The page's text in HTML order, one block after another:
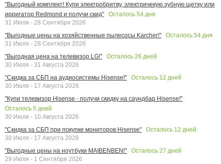
"Выгодный комплект! Купи электробритву, электричекую зубную щетку или
ирригатор Redmond и получи скид"
Осталось 54 дня
31 Июля - 28 Сентября 2026
"Выгодные цены на хозяйственные пылесосы Karcher!"
Осталось 54 дня
31 Июля - 28 Сентября 2026
"Выгодная цена на телевизор LG!"
Осталось 26 дней
30 Июля - 31 Августа 2026
"Скидка за СБП на аудиосистемы Hisense!"
Осталось 12 дней
30 Июля - 17 Августа 2026
"Купи телевизор Hisense - получи скидку на саундбар Hisense!"
Осталось 5 дней
30 Июля - 10 Августа 2026
"Скидка за СБП при покупке мониторов Hisense"
Осталось 12 дней
30 Июля - 17 Августа 2026
"Выгодные цены на ноутбуки MAIBENBEN!"
Осталось 27 дней
29 Июля - 1 Сентября 2026